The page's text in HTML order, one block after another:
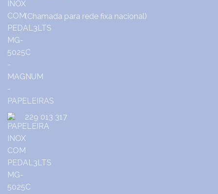
(Chamada para rede fixa nacional)
229 013 317